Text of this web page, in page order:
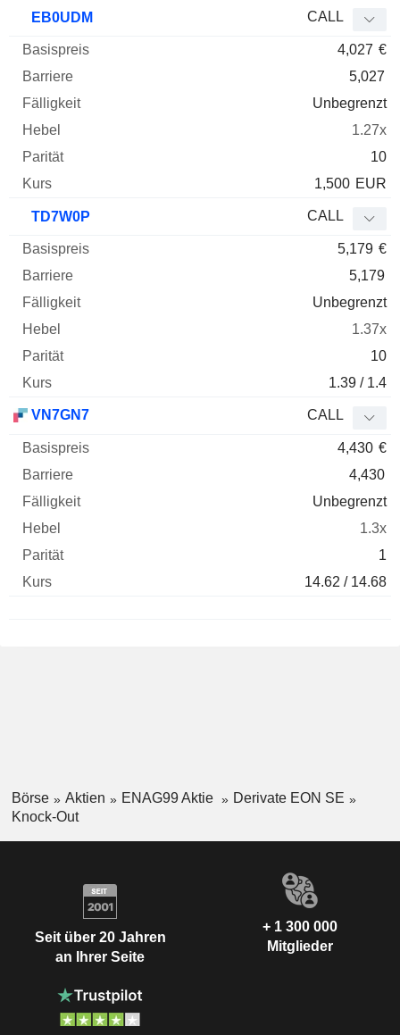
EB0UDM CALL
4,027 €
5,027
Unbegrenzt
1.27x
10
1,500 EUR
TD7W0P CALL
5,179 €
5,179
Unbegrenzt
1.37x
10
1.39 / 1.4
VN7GN7 CALL
4,430 €
4,430
Unbegrenzt
1.3x
1
14.62 / 14.68
Börse Aktien ENAG99 Aktie
Derivate EON SE
Knock-Out
Seit über 20 Jahren
an Ihrer Seite
+ 1 300 000
Mitglieder